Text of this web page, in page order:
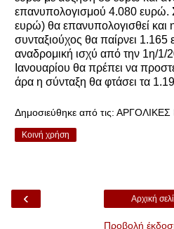
επανυπολογισμού 4.080 ευρώ.
ευρώ) θα επανυπολογισθεί και
συνταξιούχος θα παίρνει
αναδρομική ισχύ από την 1η/1/
Ιανουαρίου θα πρέπει να
άρα η σύνταξη θα φτάσει τα
Δημοσιεύθηκε από τις: ΑΡΓΟΛΙΚΕΣ
Κοινή χρήση
‹ Αρχική
Προβολή